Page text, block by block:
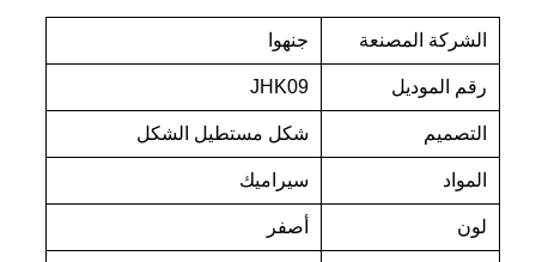
الشركة المصنعة جنهوا
رقم الموديل JHK09
التصميم شكل مستطيل الشكل
المواد سيراميك
لون أصفر